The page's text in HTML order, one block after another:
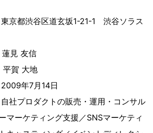
渋谷区道玄坂1-21-1 渋谷ソラス
見 友信
賀 大地
7月14日
ロダクトの販売・運用・コンサル
マーケティング支援／SNSマーケティ